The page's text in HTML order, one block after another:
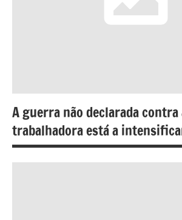
A guerra não declarada contra
trabalhadora está a